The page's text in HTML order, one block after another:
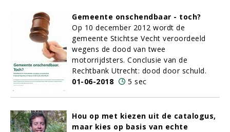
Gemeente onschendbaar - toch?
Op 10 december 2012 wordt de
gemeente Stichtse Vecht veroordeeld
wegens de dood van twee
motorrijdsters. Conclusie van de
Rechtbank Utrecht: dood door schuld.
01-06-2018
5 sec
Hou op met kiezen uit de catalogus,
maar kies op basis van echte